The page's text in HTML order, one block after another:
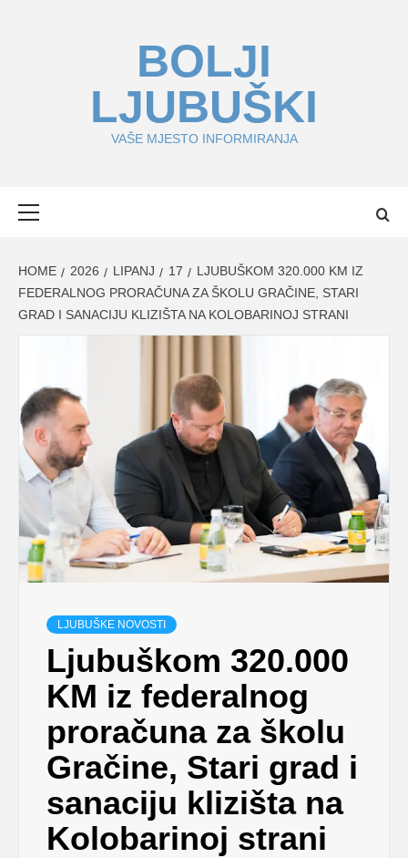
BOLJI
LJUBUŠKI
VAŠE MJESTO INFORMIRANJA
HOME 2026 LIPANJ 17
LJUBUŠKOM 320.000 KM IZ
FEDERALNOG PRORAČUNA ZA ŠKOLU GRAČINE, STARI
GRAD I SANACIJU KLIZIŠTA NA KOLOBARINOJ STRANI
LJUBUŠKE NOVOSTI
Ljubuškom 320.000
KM iz federalnog
proračuna za školu
Gračine, Stari grad i
sanaciju klizišta na
Kolobarinoj strani